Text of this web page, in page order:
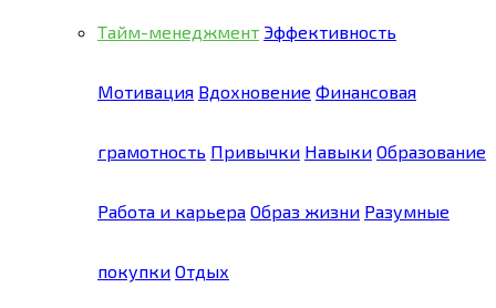
Тайм-менеджмент Эффективность
Мотивация Вдохновение Финансовая
грамотность Привычки Навыки Образование
Работа и карьера Образ жизни Разумные
покупки Отдых